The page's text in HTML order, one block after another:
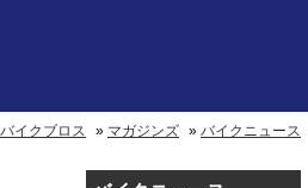
バイクブロス マガジンズ バイクニュース